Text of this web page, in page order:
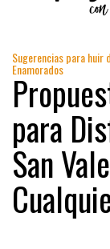
Sugerencias para huir
Enamorados
para
San